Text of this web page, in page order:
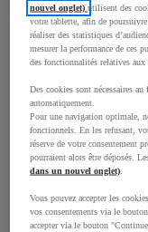
nouvel onglet)utilisent des
votre tablette, afin de
réaliser des statistiques
mesurer la performance de ces
des fonctionnalités relatives aux
Des cookies sont nécessaires
automatiquement.
Pour une navigation optimale,
fonctionnels. En les refusant,
réserve de votre consentement
pourraient alors être déposés.
dans un nouvel onglet)
Vous pouvez accepter les
vos consentements via le
accepter via le bouton